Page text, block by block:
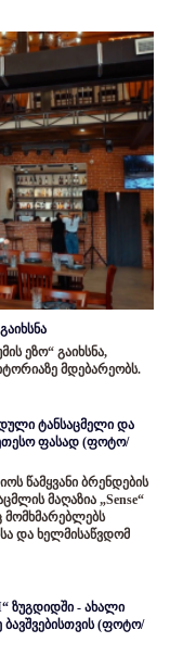
ეზო“ გაიხსნა,
მდებარეობს.
ტანსაცმელი და
ფასად (ფოტო/
წამყვანი ბრენდების
მაღაზია „Sense“
მომხმარებლებს
და ხელმისაწვდომ
ზუგდიდში - ახალი
(ფოტო/